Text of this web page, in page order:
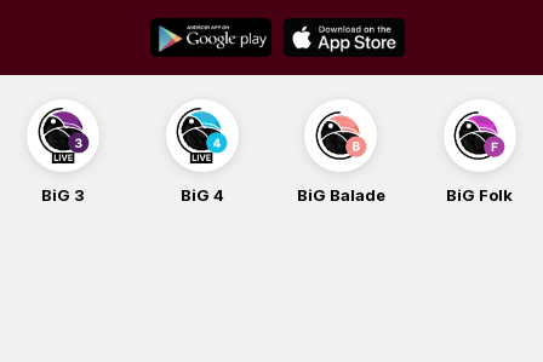
content
BiG 3 BiG 4 BiG Balade BiG Folk